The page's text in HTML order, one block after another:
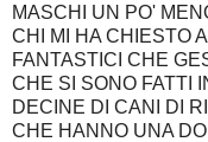
MASCHI UN PO'
CHI MI HA CHIESTO
FANTASTICI CHE
CHE SI SONO FATTI
DECINE DI CANI DI
CHE HANNO UNA